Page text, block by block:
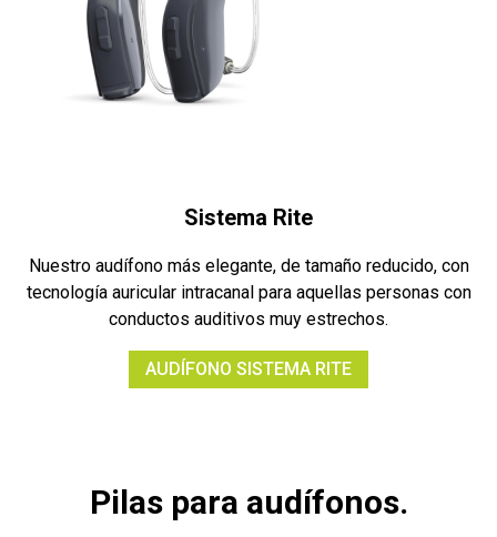
Sistema Rite
Nuestro audífono más elegante, de tamaño reducido, con
tecnología auricular intracanal para aquellas personas con
conductos auditivos muy estrechos.
AUDÍFONO SISTEMA RITE
Pilas para audífonos.